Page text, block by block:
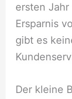
ersten
Ersparnis
gibt es
Der kleine